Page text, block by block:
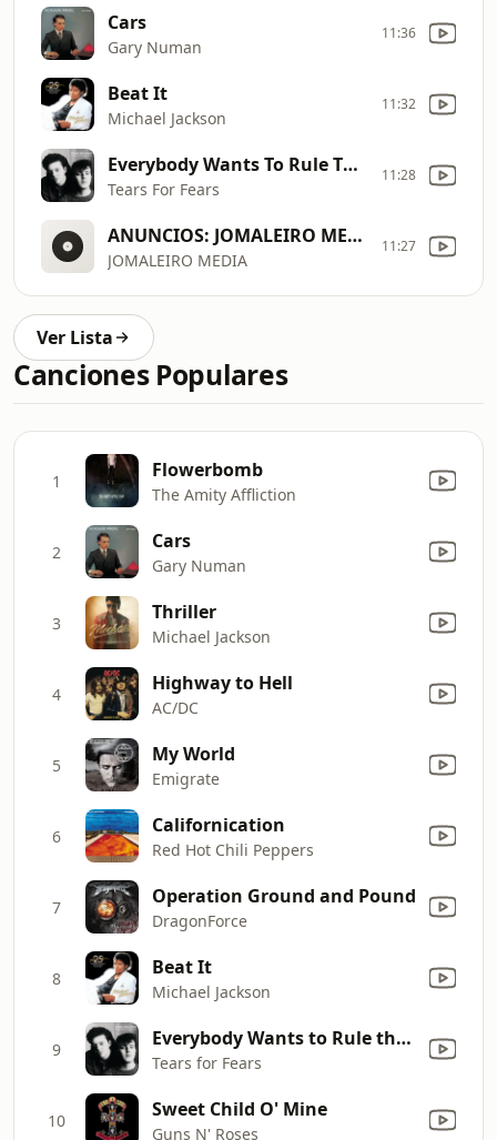
Cars
Gary Numan
11:36
Beat It
Michael Jackson
11:32
Everybody Wants To Rule The World
Tears For Fears
11:28
ANUNCIOS: JOMALEIRO MEDIA
JOMALEIRO MEDIA
11:27
Ver Lista
Canciones Populares
1 Flowerbomb
The Amity Affliction
2 Cars
Gary Numan
3 Thriller
Michael Jackson
4 Highway to Hell
AC/DC
5 My World
Emigrate
6 Californication
Red Hot Chili Peppers
7 Operation Ground and Pound
DragonForce
8 Beat It
Michael Jackson
9 Everybody Wants to Rule the World
Tears for Fears
10 Sweet Child O' Mine
Guns N' Roses